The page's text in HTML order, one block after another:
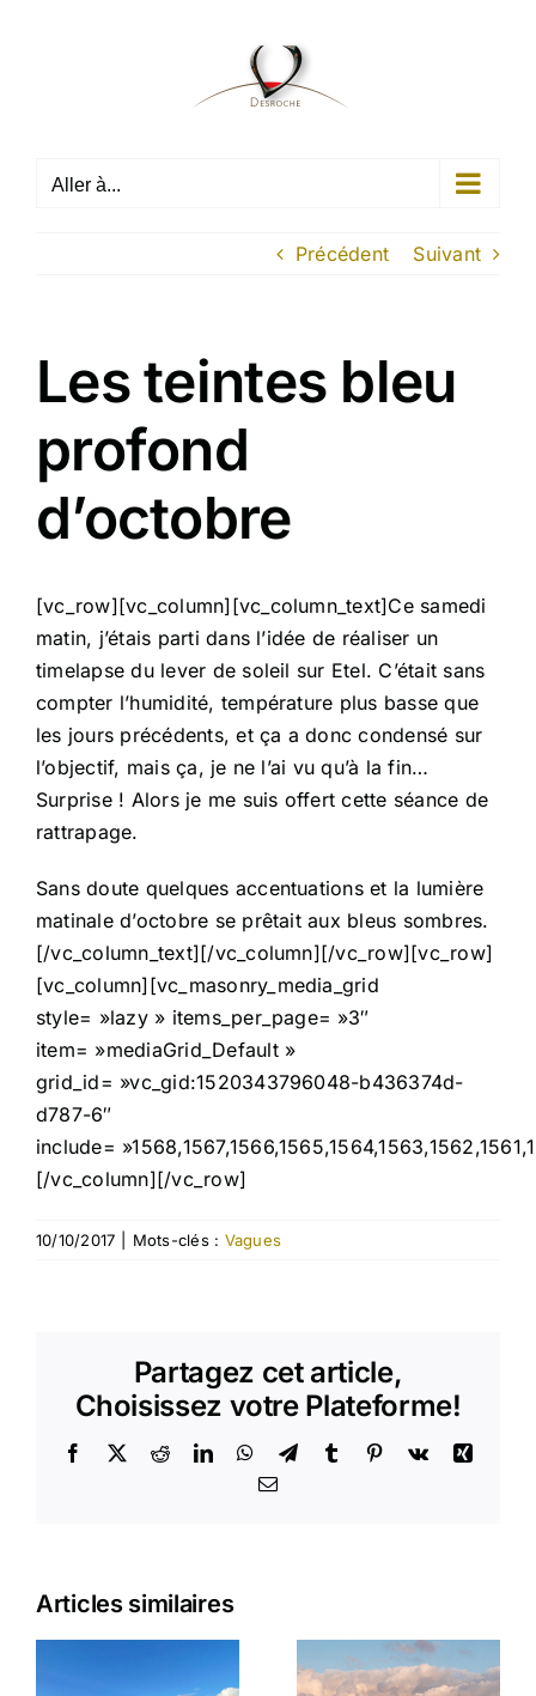
Aller à...
Précédent Suivant
Les teintes bleu
profond
d’octobre
[vc_row][vc_column][vc_column_text]Ce samedi
matin, j’étais parti dans l’idée de réaliser un
timelapse du lever de soleil sur Etel. C’était sans
compter l’humidité, température plus basse que
les jours précédents, et ça a donc condensé sur
l’objectif, mais ça, je ne l’ai vu qu’à la fin…
Surprise ! Alors je me suis offert cette séance de
rattrapage.
Sans doute quelques accentuations et la lumière
matinale d’octobre se prêtait aux bleus sombres.
[/vc_column_text][/vc_column][/vc_row][vc_row]
[vc_column][vc_masonry_media_grid
style= »lazy » items_per_page= »3″
item= »mediaGrid_Default »
grid_id= »vc_gid:1520343796048-b436374d-
d787-6″
include=
[/vc_column][/vc_row]
10/10/2017 Mots-clés : Vagues
Partagez cet article,
Choisissez votre Plateforme!
Facebook
X RedditLinkedInWhatsApp
TelegramTumblr Pinterest
Vk
Xing
Email
Articles similaires